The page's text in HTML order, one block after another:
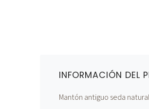
INFORMACIÓN DEL
Mantón antiguo seda